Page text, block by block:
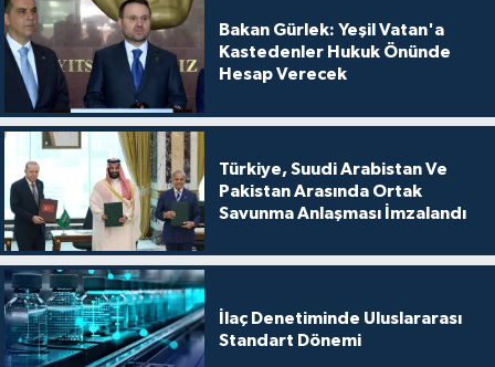
Bakan Gürlek: Yeşil Vatan'a
Kastedenler Hukuk Önünde
Hesap Verecek
Türkiye, Suudi Arabistan Ve
Pakistan Arasında Ortak
Savunma Anlaşması İmzalandı
İlaç Denetiminde Uluslararası
Standart Dönemi